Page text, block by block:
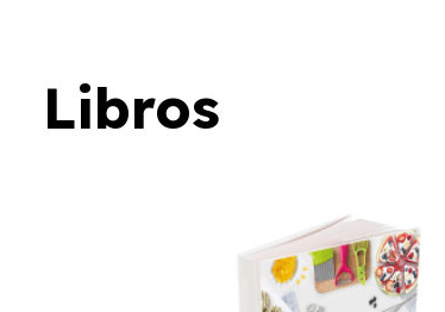
Libros